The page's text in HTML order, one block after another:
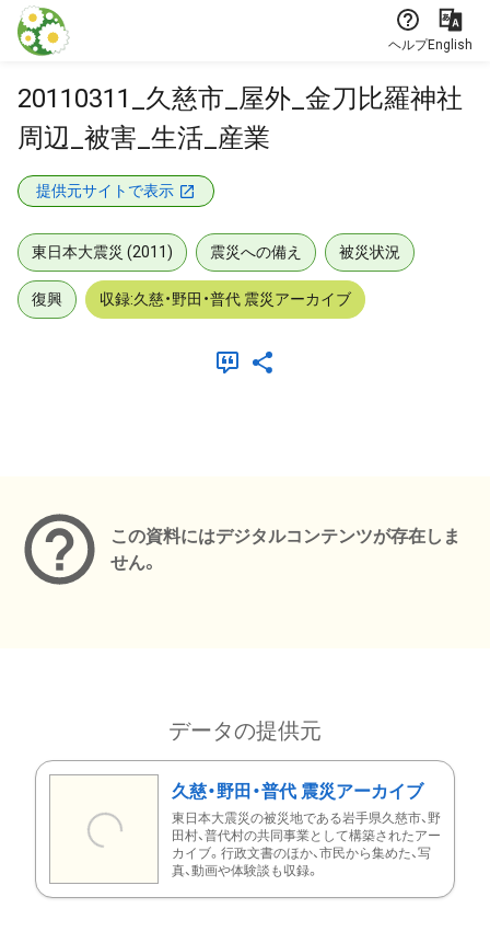
本文に飛ぶ
ヘルプEnglish
20110311_久慈市_屋外_金刀比羅神社
周辺_被害_生活_産業
提供元サイトで表示
東日本大震災 (2011) 震災への備え 被災状況
復興 収録:久慈・野田・普代 震災アーカイブ
この資料にはデジタルコンテンツが存在しま
せん。
データの提供元
久慈・野田・普代 震災アーカイブ
東日本大震災の被災地である岩手県久慈市、野
田村、普代村の共同事業として構築されたアー
カイブ。行政文書のほか、市民から集めた、写
真、動画や体験談も収録。